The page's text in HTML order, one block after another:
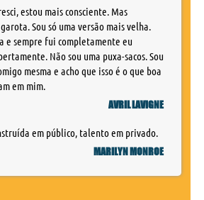
estou mais consciente. Mas
Sou só uma versão mais velha.
e sempre fui completamente eu
Não sou uma puxa-sacos. Sou
mesma e acho que isso é o que boa
em mim.
AVRIL LAVIGNE
em público, talento em privado.
MARILYN MONROE